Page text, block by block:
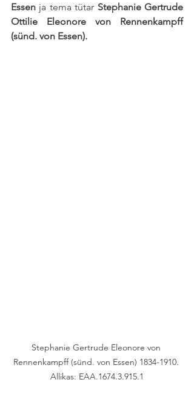
Essen ja tema tütar Stephanie Gertrude
Ottilie Eleonore von Rennenkampff
(sünd. von Essen).
Stephanie Gertrude Eleonore von
Rennenkampff (sünd. von Essen) 1834-1910.
Allikas: EAA.1674.3.915.1